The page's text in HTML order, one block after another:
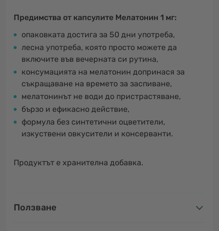
Предимства от капсулите Мелатонин 1 мг:
опаковката достига за 50 дни употреба,
лесна употреба, която просто можете да
включите във вечерната си рутина,
консумацията на мелатонин допринася за
съкращаване на времето за заспиване,
мелатонинът не води до пристрастяване,
бързо и ефикасно действие,
формула без синтетични оцветители,
изкуствени овкусители и консерванти.
Продуктът е хранителна добавка.
Ползване